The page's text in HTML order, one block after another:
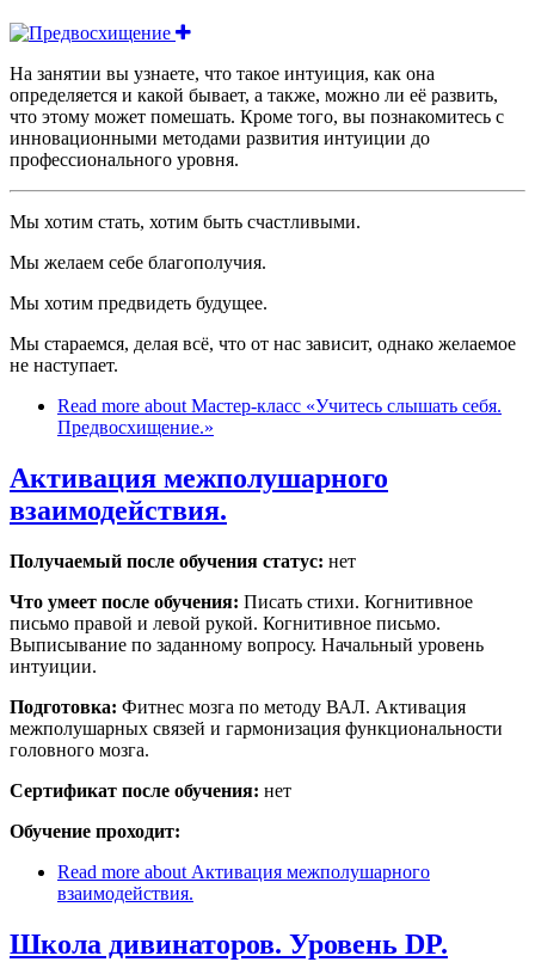
На занятии вы узнаете, что такое интуиция, как она
определяется и какой бывает, а также, можно ли её развить,
что этому может помешать. Кроме того, вы познакомитесь с
инновационными методами развития интуиции до
профессионального уровня.
Мы хотим стать, хотим быть счастливыми.
Мы желаем себе благополучия.
Мы хотим предвидеть будущее.
Мы стараемся, делая всё, что от нас зависит, однако желаемое
не наступает.
Read more about Мастер-класс «Учитесь слышать себя.
Предвосхищение.»
Активация межполушарного
взаимодействия.
Получаемый после обучения статус: нет
Что умеет после обучения: Писать стихи. Когнитивное
письмо правой и левой рукой. Когнитивное письмо.
Выписывание по заданному вопросу. Начальный уровень
интуиции.
Подготовка: Фитнес мозга по методу ВАЛ. Активация
межполушарных связей и гармонизация функциональности
головного мозга.
Сертификат после обучения: нет
Обучение проходит:
Read more about Активация межполушарного
взаимодействия.
Школа дивинаторов. Уровень DP.